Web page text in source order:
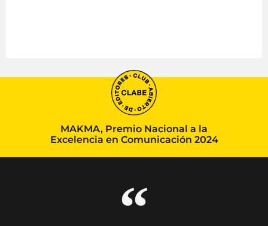
MAKMA, Premio Nacional a la
Excelencia en Comunicación 2024